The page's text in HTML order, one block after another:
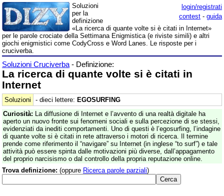
login/registrati
contest - guida
Soluzioni
per la
definizione
«La ricerca di quante volte si è citati in Internet»
per le parole crociate della Settimana Enigmistica (e riviste simili) e altri
giochi enigmistici come CodyCross e Word Lanes. Le risposte per i
cruciverba.
Soluzioni Cruciverba - Definizione:
La ricerca di quante volte si è citati in
Internet
Soluzioni - dieci lettere: EGOSURFING
Curiosità: La diffusione di Internet e l’avvento di una realtà digitale ha
aperto un nuovo fronte sui fenomeni sociali e sulla percezione di se stessi,
evidenziati da inediti comportamenti. Uno di questi è l’egosurfing, l’indagine
di quante volte si è citati in rete attraverso i motori di ricerca. Il termine
prende come riferimento il “navigare” su Internet (in inglese “to surf”) e tale
attività può essere spinta dalle motivazioni più diverse, dall’appagamento
del proprio narcisismo o dal controllo della propria reputazione online.
Trova definizione: (oppure Ricerca parole parziali)